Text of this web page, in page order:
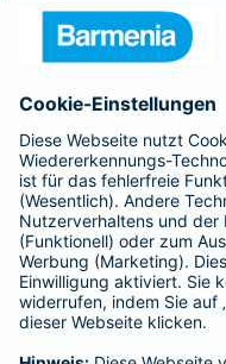
Barmenia ist